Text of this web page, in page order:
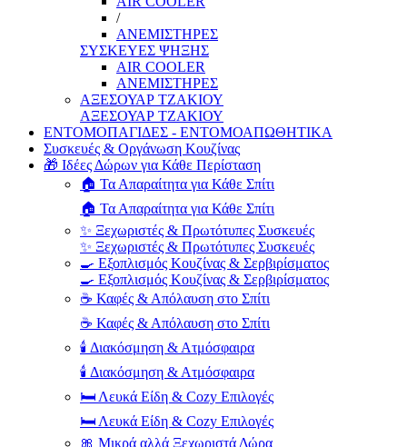
/
ΑΝΕΜΙΣΤΗΡΕΣ
ΣΥΣΚΕΥΕΣ ΨΗΞΗΣ
AIR COOLER
ΑΝΕΜΙΣΤΗΡΕΣ
ΑΞΕΣΟΥΑΡ ΤΖΑΚΙΟΥ
ΑΞΕΣΟΥΑΡ ΤΖΑΚΙΟΥ
ΕΝΤΟΜΟΠΑΓΙΔΕΣ - ΕΝΤΟΜΟΑΠΩΘΗΤΙΚΑ
Συσκευές & Οργάνωση Κουζίνας
🎁 Ιδέες Δώρων για Κάθε Περίσταση
🏠 Τα Απαραίτητα για Κάθε Σπίτι
🏠 Τα Απαραίτητα για Κάθε Σπίτι
✨ Ξεχωριστές & Πρωτότυπες Συσκευές
✨ Ξεχωριστές & Πρωτότυπες Συσκευές
🍳 Εξοπλισμός Κουζίνας & Σερβιρίσματος
🍳 Εξοπλισμός Κουζίνας & Σερβιρίσματος
☕ Καφές & Απόλαυση στο Σπίτι
☕ Καφές & Απόλαυση στο Σπίτι
🕯️ Διακόσμηση & Ατμόσφαιρα
🕯️ Διακόσμηση & Ατμόσφαιρα
🛏️ Λευκά Είδη & Cozy Επιλογές
🛏️ Λευκά Είδη & Cozy Επιλογές
🎀 Μικρά αλλά Ξεχωριστά Δώρα